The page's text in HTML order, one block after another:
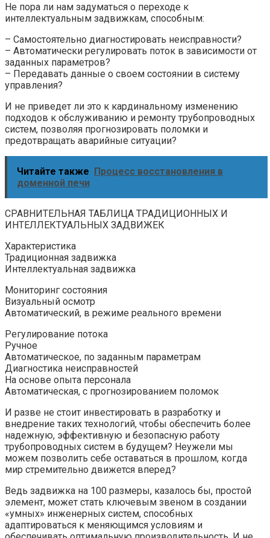
Не пора ли нам задуматься о переходе к
интеллектуальным задвижкам, способным:
– Самостоятельно диагностировать неисправности?
– Автоматически регулировать поток в зависимости от
заданных параметров?
– Передавать данные о своем состоянии в систему
управления?
И не приведет ли это к кардинальному изменению
подходов к обслуживанию и ремонту трубопроводных
систем, позволяя прогнозировать поломки и
предотвращать аварийные ситуации?
Читайте также Процесс восстановления в
доменной печи
СРАВНИТЕЛЬНАЯ ТАБЛИЦА ТРАДИЦИОННЫХ И
ИНТЕЛЛЕКТУАЛЬНЫХ ЗАДВИЖЕК
Характеристика
Традиционная задвижка
Интеллектуальная задвижка
Мониторинг состояния
Визуальный осмотр
Автоматический, в режиме реального времени
Регулирование потока
Ручное
Автоматическое, по заданным параметрам
Диагностика неисправностей
На основе опыта персонала
Автоматическая, с прогнозированием поломок
И разве не стоит инвестировать в разработку и
внедрение таких технологий, чтобы обеспечить более
надежную, эффективную и безопасную работу
трубопроводных систем в будущем? Неужели мы
можем позволить себе оставаться в прошлом, когда
мир стремительно движется вперед?
Ведь задвижка на 100 размеры, казалось бы, простой
элемент, может стать ключевым звеном в создании
«умных» инженерных систем, способных
адаптироваться к меняющимся условиям и